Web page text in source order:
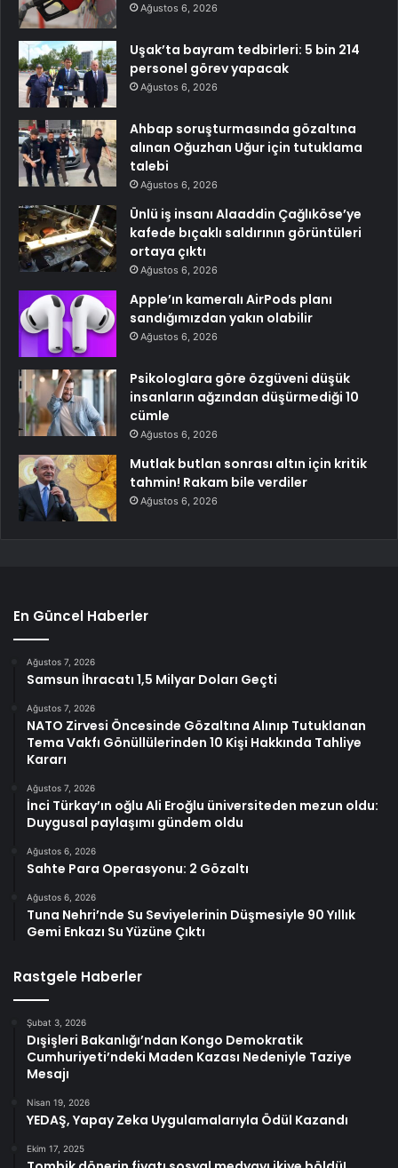
Ağustos 6, 2026
Uşak’ta bayram tedbirleri: 5 bin 214
personel görev yapacak
Ağustos 6, 2026
Ahbap soruşturmasında gözaltına
alınan Oğuzhan Uğur için tutuklama
talebi
Ağustos 6, 2026
Ünlü iş insanı Alaaddin Çağlıköse’ye
kafede bıçaklı saldırının görüntüleri
ortaya çıktı
Ağustos 6, 2026
Apple’ın kameralı AirPods planı
sandığımızdan yakın olabilir
Ağustos 6, 2026
Psikologlara göre özgüveni düşük
insanların ağzından düşürmediği 10
cümle
Ağustos 6, 2026
Mutlak butlan sonrası altın için kritik
tahmin! Rakam bile verdiler
Ağustos 6, 2026
En Güncel Haberler
Ağustos 7, 2026
Samsun İhracatı 1,5 Milyar Doları Geçti
Ağustos 7, 2026
NATO Zirvesi Öncesinde Gözaltına Alınıp Tutuklanan
Tema Vakfı Gönüllülerinden 10 Kişi Hakkında Tahliye
Kararı
Ağustos 7, 2026
İnci Türkay’ın oğlu Ali Eroğlu üniversiteden mezun oldu:
Duygusal paylaşımı gündem oldu
Ağustos 6, 2026
Sahte Para Operasyonu: 2 Gözaltı
Ağustos 6, 2026
Tuna Nehri’nde Su Seviyelerinin Düşmesiyle 90 Yıllık
Gemi Enkazı Su Yüzüne Çıktı
Rastgele Haberler
Şubat 3, 2026
Dışişleri Bakanlığı’ndan Kongo Demokratik
Cumhuriyeti’ndeki Maden Kazası Nedeniyle Taziye
Mesajı
Nisan 19, 2026
YEDAŞ, Yapay Zeka Uygulamalarıyla Ödül Kazandı
Ekim 17, 2025